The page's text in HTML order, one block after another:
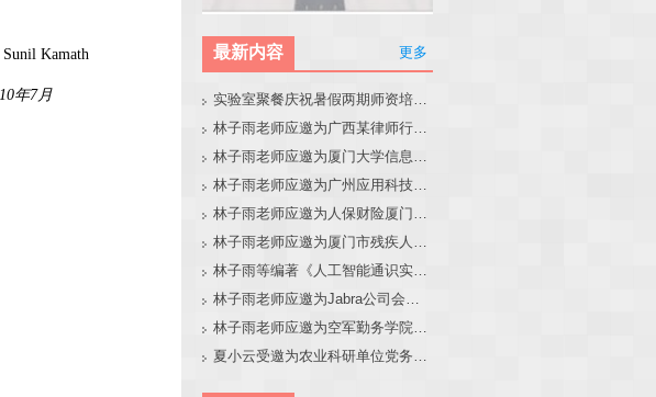
Sunil Kamath
年7月
最新内容 更多
实验室聚餐庆祝暑假两期师资培训班圆满结束
林子雨老师应邀为广西某律师行业培训班做大模型和智能体讲座
林子雨老师应邀为广州应用科技学院做大模型和智能体讲座
林子雨等编著《人工智能通识实践教程》教材官网